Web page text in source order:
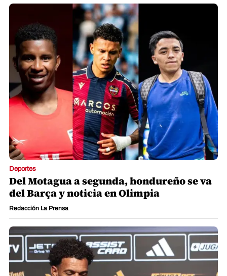
Deportes
Del Motagua a segunda, hondureño se va
del Barça y noticia en Olimpia
Redacción La Prensa